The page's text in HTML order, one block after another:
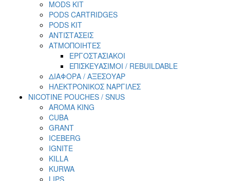
MODS KIT
PODS CARTRIDGES
PODS KIT
ΑΝΤΙΣΤΑΣΕΙΣ
ΑΤΜΟΠΟΙΗΤΕΣ
ΕΡΓΟΣΤΑΣΙΑΚΟΙ
ΕΠΙΣΚΕΥΑΣΙΜΟΙ / REBUILDABLE
ΔΙΑΦΟΡΑ / ΑΞΕΣΟΥΑΡ
ΗΛΕΚΤΡΟΝΙΚΟΣ ΝΑΡΓΙΛΕΣ
NICOTINE POUCHES / SNUS
AROMA KING
CUBA
GRANT
ICEBERG
IGNITE
KILLA
KURWA
LIPS